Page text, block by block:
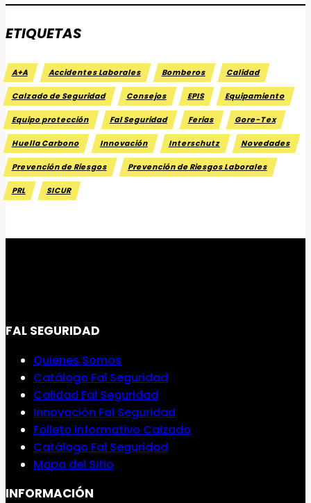
ETIQUETAS
A+A Accidentes Laborales Bomberos Calidad
Calzado de Seguridad Consejos EPIS Equipamiento
Equipo protección Fal Seguridad Ferias Gore-Tex
Huella Carbono Innovación Interschutz Novedades
Prevención de Riesgos Prevención de Riesgos Laborales
PRL SICUR
FAL SEGURIDAD
Quienes Somos
Catálogo Fal Seguridad
Calidad Fal Seguridad
Innovación Fal Seguridad
Folleto informativo Calzado
Catálogo Fal Seguridad
Mapa del Sitio
INFORMACIÓN